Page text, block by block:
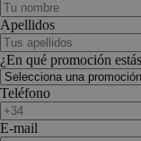
Apellidos
¿En qué promoción
Teléfono
E-mail